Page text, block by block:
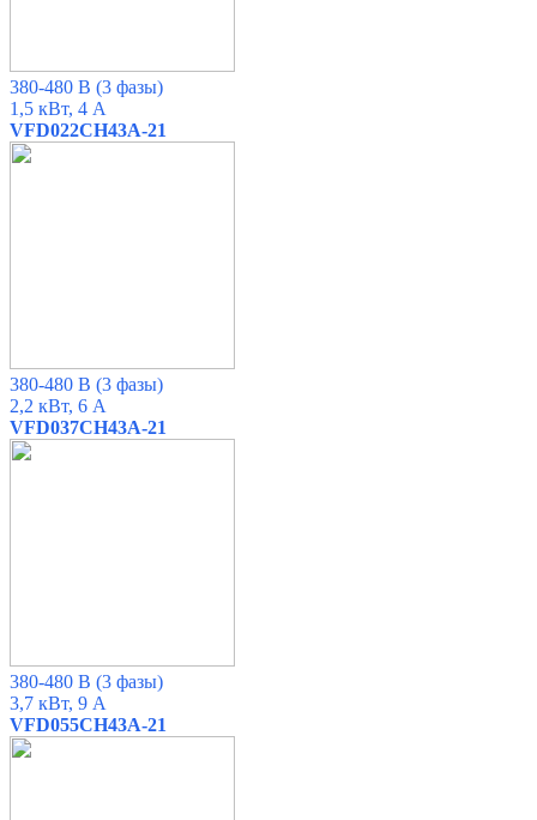
380-480 В (3 фазы)
1,5 кВт, 4 А
VFD022CH43A-21
380-480 В (3 фазы)
2,2 кВт, 6 А
VFD037CH43A-21
380-480 В (3 фазы)
3,7 кВт, 9 А
VFD055CH43A-21